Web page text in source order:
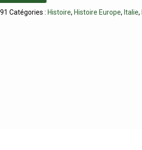
Catégories : Histoire, Histoire Europe, Italie,